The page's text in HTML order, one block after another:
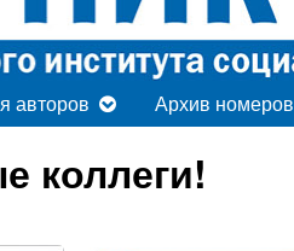
авторов Архив номеров
коллеги!